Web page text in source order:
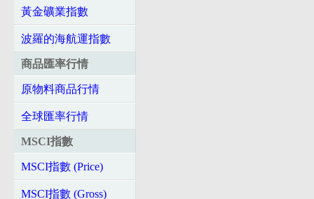
黃金礦業指數
波羅的海航運指數
商品匯率行情
原物料商品行情
全球匯率行情
MSCI指數
MSCI指數 (Price)
MSCI指數 (Gross)